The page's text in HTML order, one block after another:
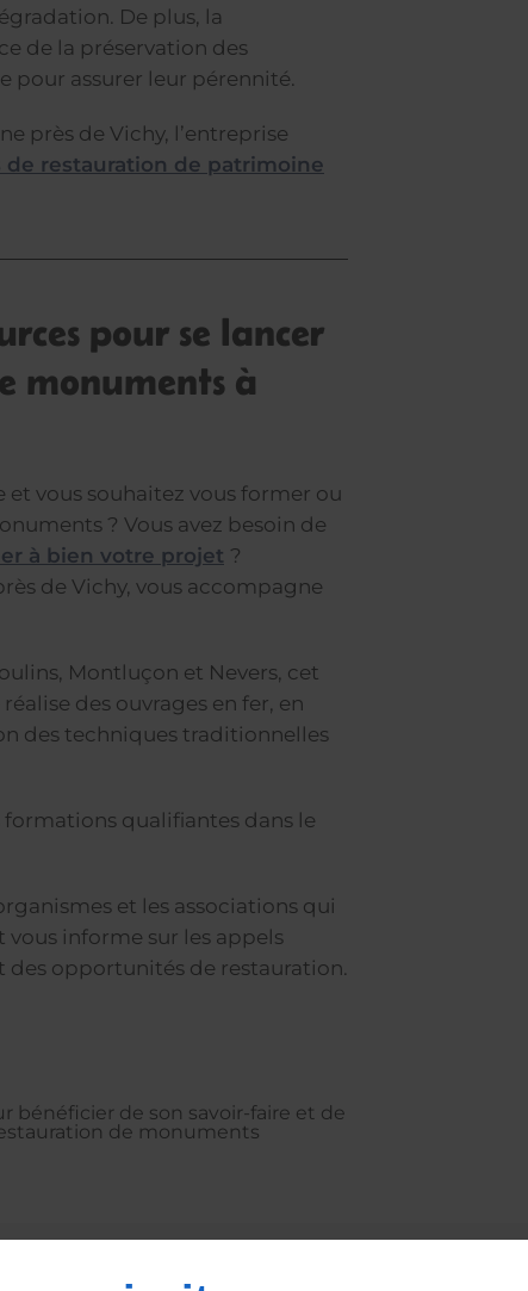
De plus, la
de la préservation des
pour assurer leur pérennité.
près de Vichy, l’entreprise
de restauration de patrimoine
pour se lancer
monuments à
et vous souhaitez vous former ou
? Vous avez besoin de
à bien votre projet ?
de Vichy, vous accompagne
Montluçon et Nevers, cet
des ouvrages en fer, en
des techniques traditionnelles
formations qualifiantes dans le
et les associations qui
informe sur les appels
des opportunités de restauration.
bénéficier de son savoir-faire et de
de monuments